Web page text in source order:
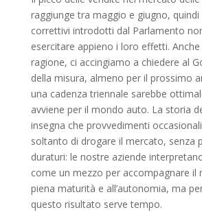
raggiunge tra maggio e giugno,
correttivi introdotti dal Parlamento
esercitare appieno i loro effetti.
ragione, ci accingiamo a chiedere al
della misura, almeno per il prossimo
una cadenza triennale sarebbe
avviene per il mondo auto. La storia
insegna che provvedimenti
soltanto di drogare il mercato, senza
duraturi: le nostre aziende
come un mezzo per accompagnare il
piena maturità e all’autonomia, ma
questo risultato serve tempo.